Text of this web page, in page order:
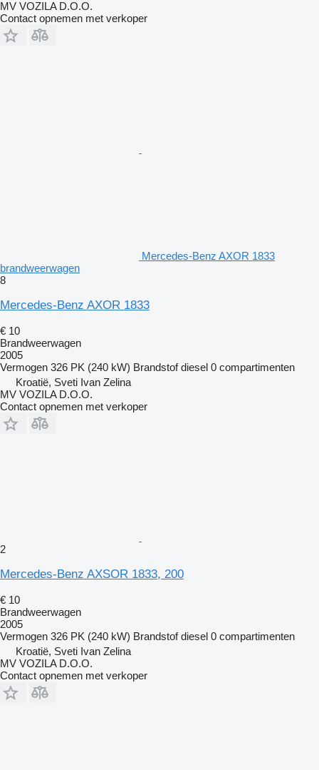
MV VOZILA D.O.O.
Contact opnemen met verkoper
Mercedes-Benz AXOR 1833
brandweerwagen
8
Mercedes-Benz AXOR 1833
€ 10
Brandweerwagen
2005
Vermogen 326 PK (240 kW) Brandstof diesel 0 compartimenten
Kroatië, Sveti Ivan Zelina
MV VOZILA D.O.O.
Contact opnemen met verkoper
2
Mercedes-Benz AXSOR 1833, 200
€ 10
Brandweerwagen
2005
Vermogen 326 PK (240 kW) Brandstof diesel 0 compartimenten
Kroatië, Sveti Ivan Zelina
MV VOZILA D.O.O.
Contact opnemen met verkoper